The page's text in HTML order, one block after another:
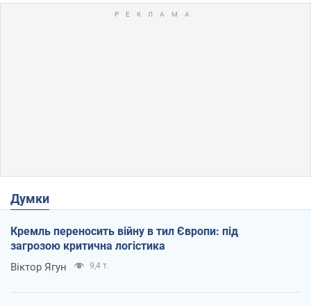
Думки
Кремль переносить війну в тил Європи: під
загрозою критична логістика
Віктор Ягун 9,4 т.